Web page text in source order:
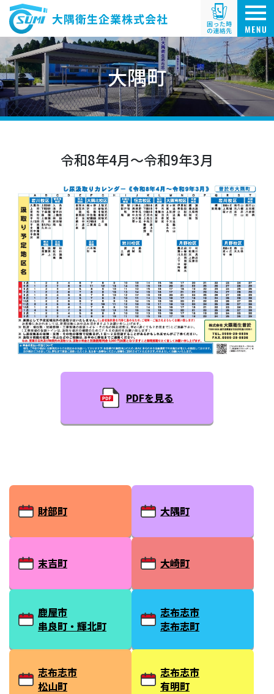
大隅町
令和8年4月～令和9年3月
PDFを見る
財部町 大隅町
末吉町 大崎町
鹿屋市
串良町・輝北町
志布志市
志布志町
志布志市
松山町
志布志市
有明町